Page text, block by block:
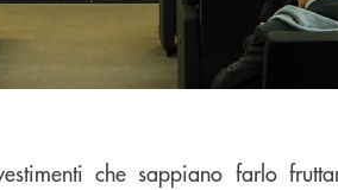
che sappiano farlo